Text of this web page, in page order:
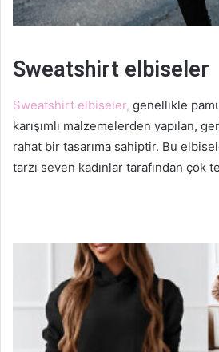
Sweatshirt elbiseler
Sweatshirt elbiseler, genellikle
karışımlı malzemelerden yapılan,
rahat bir tasarıma sahiptir. Bu
tarzı seven kadınlar tarafından çok